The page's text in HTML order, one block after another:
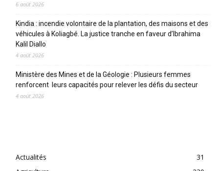
6 août 2026
Kindia : incendie volontaire de la plantation, des maisons et des
véhicules à Koliagbé. La justice tranche en faveur d’Ibrahima
Kalil Diallo
4 août 2026
Ministère des Mines et de la Géologie : Plusieurs femmes
renforcent leurs capacités pour relever les défis du secteur
4 août 2026
Actualités
31